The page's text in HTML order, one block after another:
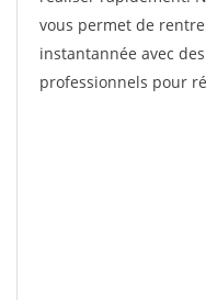
vous permet de
instantannée avec
professionnels pour